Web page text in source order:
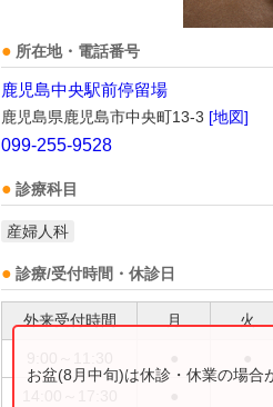
所在地・電話番号
鹿児島中央駅前停留場
鹿児島県鹿児島市中央町13-3 [地図]
099-255-9528
診療科目
産婦人科
診療/受付時間・休診日
外来受付時間 月 火
お盆(8月中旬)は休診・休業の場合